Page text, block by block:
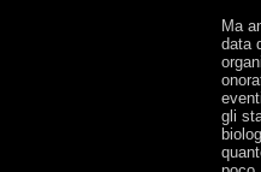
Ma
data
gli